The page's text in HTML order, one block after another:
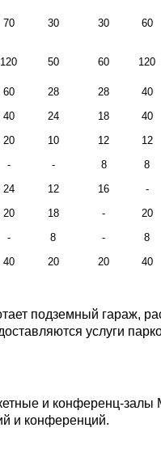
70 30 30 60
120 50 60 120
60 28 28 40
40 24 18 40
20 10 12 12
- - 8 8
24 12 16 -
20 18 - 20
- 8 - 8
40 20 20 40
подземный гараж,
услуги
и конференц-залы
и конференций.